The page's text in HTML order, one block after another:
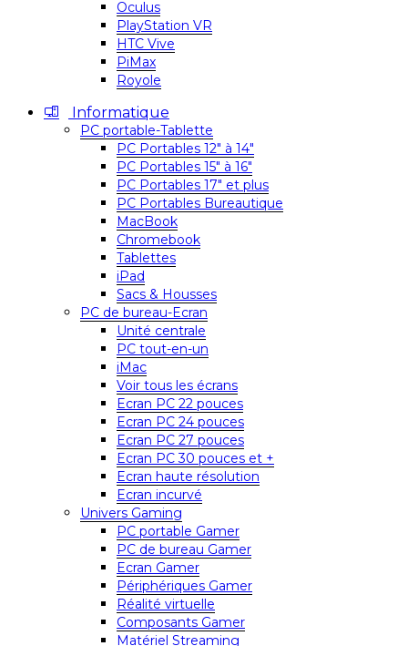
Oculus
PlayStation VR
HTC Vive
PiMax
Royole
Informatique
PC portable-Tablette
PC Portables 12″ à 14″
PC Portables 15″ à 16″
PC Portables 17″ et plus
PC Portables Bureautique
MacBook
Chromebook
Tablettes
iPad
Sacs & Housses
PC de bureau-Ecran
Unité centrale
PC tout-en-un
iMac
Voir tous les écrans
Ecran PC 22 pouces
Ecran PC 24 pouces
Ecran PC 27 pouces
Ecran PC 30 pouces et +
Ecran haute résolution
Ecran incurvé
Univers Gaming
PC portable Gamer
PC de bureau Gamer
Ecran Gamer
Périphériques Gamer
Réalité virtuelle
Composants Gamer
Matériel Streaming